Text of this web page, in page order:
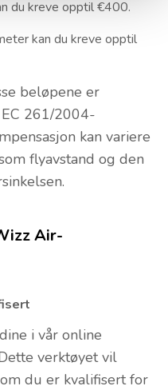
du kreve opptil €400.
kan du kreve opptil
beløpene er
261/2004-
kan variere
flyavstand og den
Air-
i vår online
verktøyet vil
du er kvalifisert for